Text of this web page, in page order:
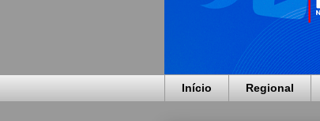
Início Regional